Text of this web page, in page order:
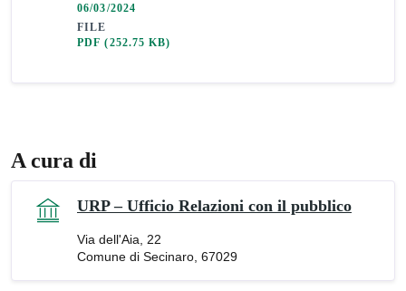
06/03/2024
FILE
PDF(252.75 KB)
A cura di
URP – Ufficio Relazioni con il pubblico
Via dell'Aia, 22
Comune di Secinaro, 67029